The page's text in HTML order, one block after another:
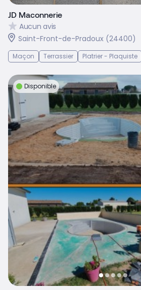
JD Maconnerie
Aucun avis
Saint-Front-de-Pradoux (24400)
Maçon Terrassier Platrier - Plaquiste
Disponible